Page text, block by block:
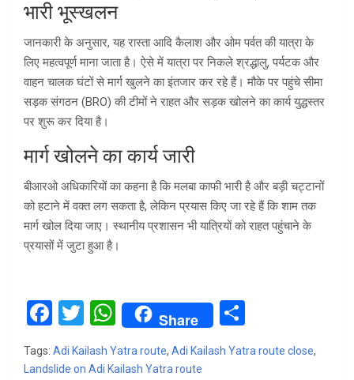
भारी भूस्खलन
जानकारी के अनुसार, यह रास्ता आदि कैलाश और ओम पर्वत की यात्रा के
लिए महत्वपूर्ण माना जाता है। ऐसे में यात्रा पर निकले श्रद्धालु, पर्यटक और
वाहन चालक घंटों से मार्ग खुलने का इंतजार कर रहे हैं। मौके पर पहुंचे सीमा
सड़क संगठन (BRO) की टीमों ने राहत और सड़क खोलने का कार्य युद्धस्तर
पर शुरू कर दिया है।
मार्ग खोलने का कार्य जारी
बीआरओ अधिकारियों का कहना है कि मलबा काफी भारी है और बड़ी चट्टानों
को हटाने में वक्त लग सकता है, लेकिन प्रयास किए जा रहे हैं कि शाम तक
मार्ग खोल दिया जाए। स्थानीय प्रशासन भी यात्रियों को राहत पहुंचाने के
प्रयासों में जुटा हुआ है।
F
a
ce
T
wi
tt
W
h
at
Share
ar
Tags: Adi Kailash Yatra route, Adi Kailash Yatra route close,
Landslide on Adi Kailash Yatra route